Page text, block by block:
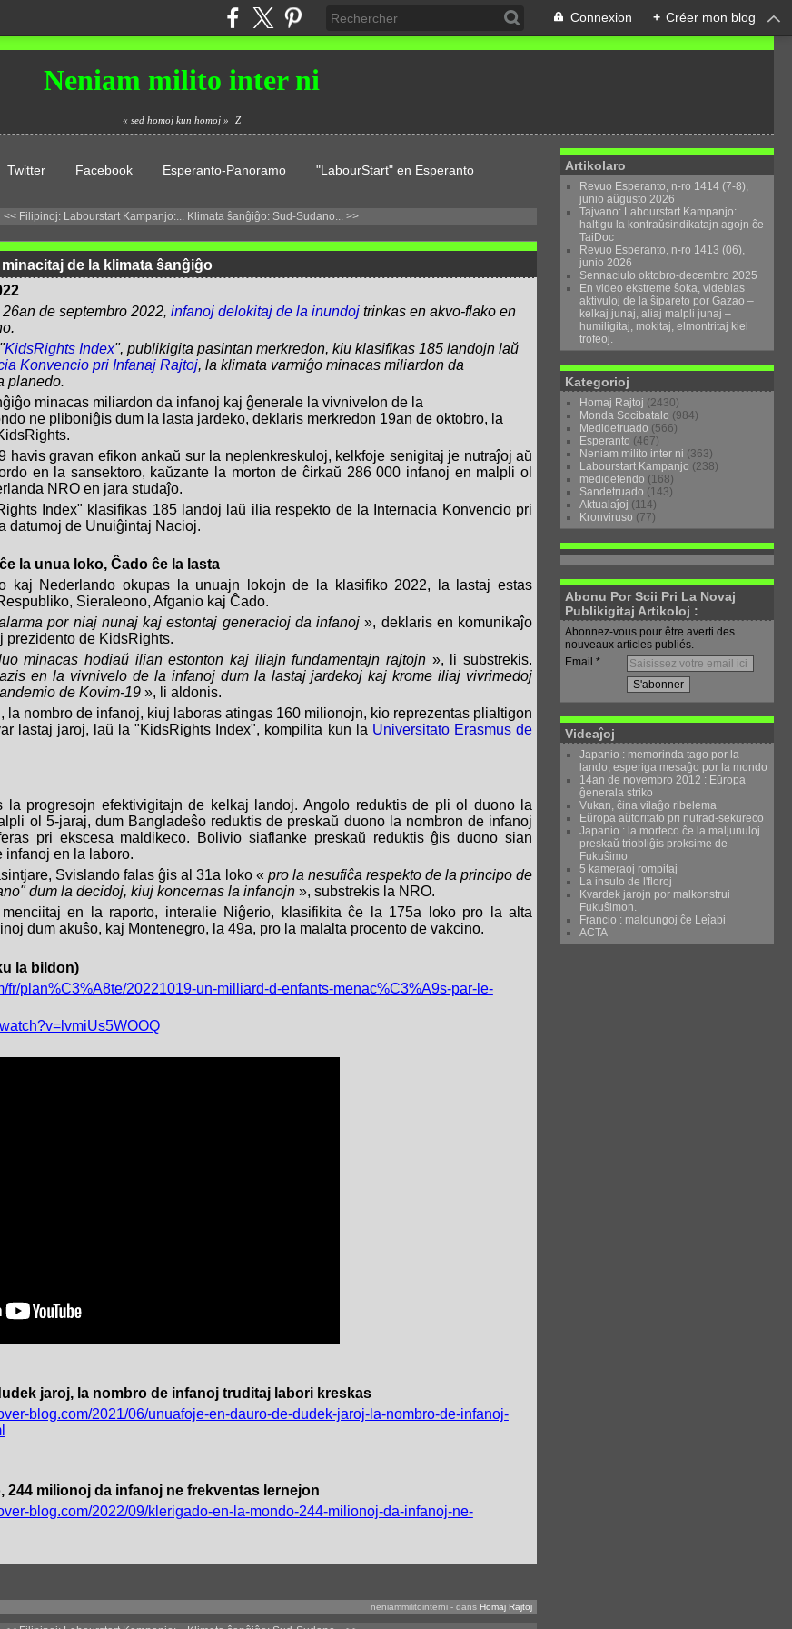
Connexion + Créer mon blog
Neniam milito inter ni
« sed homoj kun homoj » Z
Twitter Facebook Esperanto-Panoramo "LabourStart" en Esperanto
<< Filipinoj: Labourstart Kampanjo:... Klimata ŝanĝiĝo: Sud-Sudano... >>
de la klimata ŝanĝiĝo
de septembro 2022, infanoj delokitaj de la inundojtrinkas en akvo-flako en
KidsRights Index", publikigita pasintan merkredon, kiu klasifikas 185 landojn laŭ
Konvencio pri Infanaj Rajtoj, la klimata varmiĝo minacas miliardon da
planedo.
minacas miliardon da infanoj kaj ĝenerale la vivnivelon de la
ne pliboniĝis dum la lasta jardeko, deklaris merkredon 19an de oktobro, la
havis gravan efikon ankaŭ sur la neplenkreskuloj, kelkfoje senigitaj je nutraĵoj aŭ
en la sansektoro, kaŭzante la morton de ĉirkaŭ 286 000 infanoj en malpli ol
NRO en jara studaĵo.
Index" klasifikas 185 landoj laŭ ilia respekto dela
Internacia Konvencio pri
datumoj de Unuiĝintaj Nacioj.
la unua loko, Ĉado ĉe la lasta
kaj Nederlando okupas la unuajn lokojn de la klasifiko 2022, la lastaj estas
Sieraleono, Afganio kaj Ĉado.
por niaj nunaj kaj estontaj generacioj da infanoj », deklaris en komunikaĵo
prezidento de KidsRights.
minacas hodiaŭ ilian estonton kaj iliajn fundamentajn rajtojn », li substrekis.
en la vivnivelo de la infanoj dum la lastaj jardekoj kaj krome iliaj vivrimedoj
de Kovim-19», li aldonis.
la nombro de infanoj, kiuj laboras atingas 160 milionojn, kio reprezentas plialtigon
lastaj jaroj, laŭ la "KidsRights Index", kompilita kun la Universitato Erasmus de
la progresojn efektivigitajn de kelkaj landoj. Angolo reduktis de pli ol duono la
ol 5-jaraj, dum Bangladeŝo reduktis de preskaŭ duono la nombron de infanoj
pri ekscesa maldikeco. Bolivio siaflanke preskaŭ reduktis ĝis duono sian
infanoj en la laboro.
Svislando falas ĝis al 31a loko « pro la nesufiĉa respekto de la principo de
dum la decidoj, kiuj koncernas la infanojn», substrekis la NRO.
en la raporto, interalie Niĝerio, klasifikita ĉe la 175a loko pro la alta
dum akuŝo, kaj Montenegro, la 49a, pro la malalta procento de vakcino.
la bildon)
fr/plan%C3%A8te/20221019-un-milliard-d-enfants-menac%C3%A9s-par-le-
jaroj, la nombro de infanoj truditaj labori kreskas
blog.com/2021/06/unuafoje-en-dauro-de-dudek-jaroj-la-nombro-de-infanoj-
244 milionoj da infanoj ne frekventas lernejon
blog.com/2022/09/klerigado-en-la-mondo-244-milionoj-da-infanoj-ne-
neniammilitointerni - dans Homaj Rajtoj
Artikolaro
Revuo Esperanto, n-ro 1414 (7-8),
junio aŭgusto 2026
Tajvano: Labourstart Kampanjo:
haltigu la kontraŭsindikatajn agojn ĉe
TaiDoc
Revuo Esperanto, n-ro 1413 (06),
junio 2026
Sennaciulo oktobro-decembro 2025
En video ekstreme ŝoka, videblas
aktivuloj de la ŝipareto por Gazao –
kelkaj junaj, aliaj malpli junaj –
humiligitaj, mokitaj, elmontritaj kiel
trofeoj.
Kategorioj
Homaj Rajtoj (2430)
Monda Socibatalo (984)
Medidetruado (566)
Esperanto (467)
Neniam milito inter ni (363)
Labourstart Kampanjo (238)
medidefendo (168)
Sandetruado (143)
Aktualaĵoj (114)
Kronviruso (77)
Abonu Por Scii Pri La Novaj
Publikigitaj Artikoloj :
Abonnez-vous pour être averti des
nouveaux articles publiés.
Email
Videaĵoj
Japanio : memorinda tago por la
lando, esperiga mesaĝo por la mondo
14an de novembro 2012 : Eŭropa
ĝenerala striko
Vukan, ĉina vilaĝo ribelema
Eŭropa aŭtoritato pri nutrad-sekureco
Japanio : la morteco ĉe la maljunuloj
preskaŭ triobliĝis proksime de
Fukuŝimo
5 kameraoj rompitaj
La insulo de l'floroj
Kvardek jarojn por malkonstrui
Fukuŝimon.
Francio : maldungoj ĉe Leĵabi
ACTA